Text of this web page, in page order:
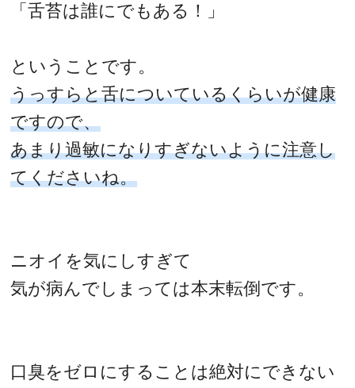
「舌苔は誰にでもある！」
ということです。
うっすらと舌についているくらいが健康
ですので、
あまり過敏になりすぎないように注意し
てくださいね。
ニオイを気にしすぎて
気が病んでしまっては本末転倒です。
口臭をゼロにすることは絶対にできない